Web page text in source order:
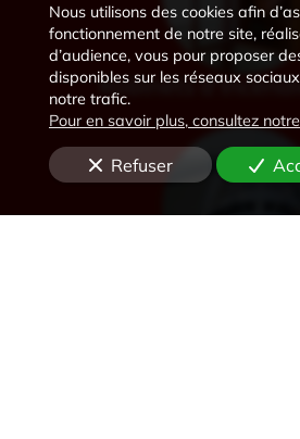
Robinets
Nous utilisons des cookies afin
fonctionnement de notre site,
d’audience, vous pour proposer
disponibles sur les réseaux
notre trafic.
Pour en savoir plus, consultez
Refuser